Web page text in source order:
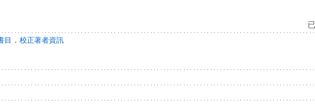
目 ． 校正著者資訊